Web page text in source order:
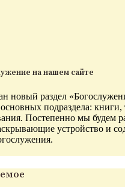
на нашем сайте
новый раздел
подраздела: книги,
Постепенно мы будем
устройство и